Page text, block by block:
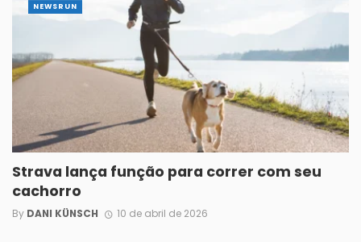
Strava lança função para correr com seu
cachorro
By DANI KÜNSCH 10 de abril de 2026
NEWSRUN